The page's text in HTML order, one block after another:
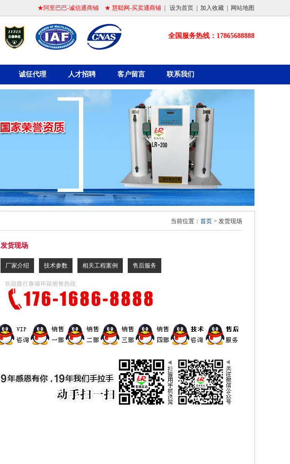
| 网站地图
| 加入收藏
| 设为首页
★ 慧聪网-买卖通商铺
★阿里巴巴-诚信通商铺
全国服务热线：17865688888
诚征代理 人才招聘 客户留言 联系我们
当前位置： 首页 > 发货现场
发货现场
厂家介绍 技术参数 相关工程案例 售后服务